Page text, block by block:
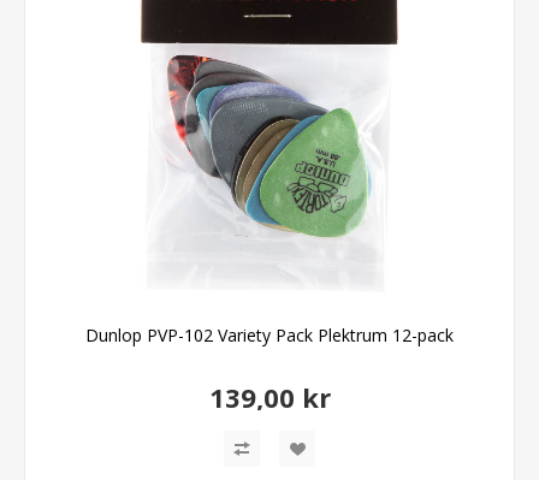
Dunlop PVP-102 Variety Pack Plektrum 12-pack
139,00 kr